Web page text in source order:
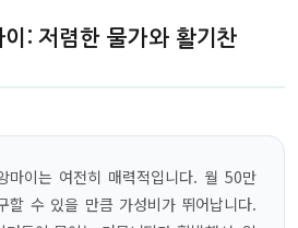
: 저렴한 물가와 활기찬
마이는 여전히 매력적입니다. 월 50만
할 수 있을 만큼 가성비가 뛰어납니다.